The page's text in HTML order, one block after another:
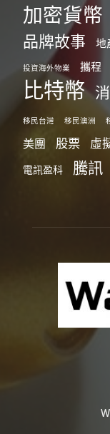
加密貨幣
品牌故事 地
投資海外物業 攜程
比特幣
移民台灣 移民澳洲
美團 股票 虛
電訊盈科 騰訊